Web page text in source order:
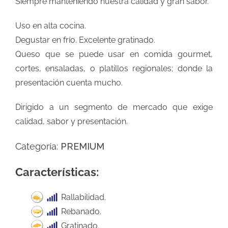
Uso en alta cocina.
Degustar en frío. Excelente gratinado.
Queso que se puede usar en comida gourmet,
cortes, ensaladas, o platillos regionales; donde la
presentación cuenta mucho.
Dirigido a un segmento de mercado que exige
calidad, sabor y presentación.
Categoría: PREMIUM
Características:
Rallabilidad.
Rebanado.
Gratinado.